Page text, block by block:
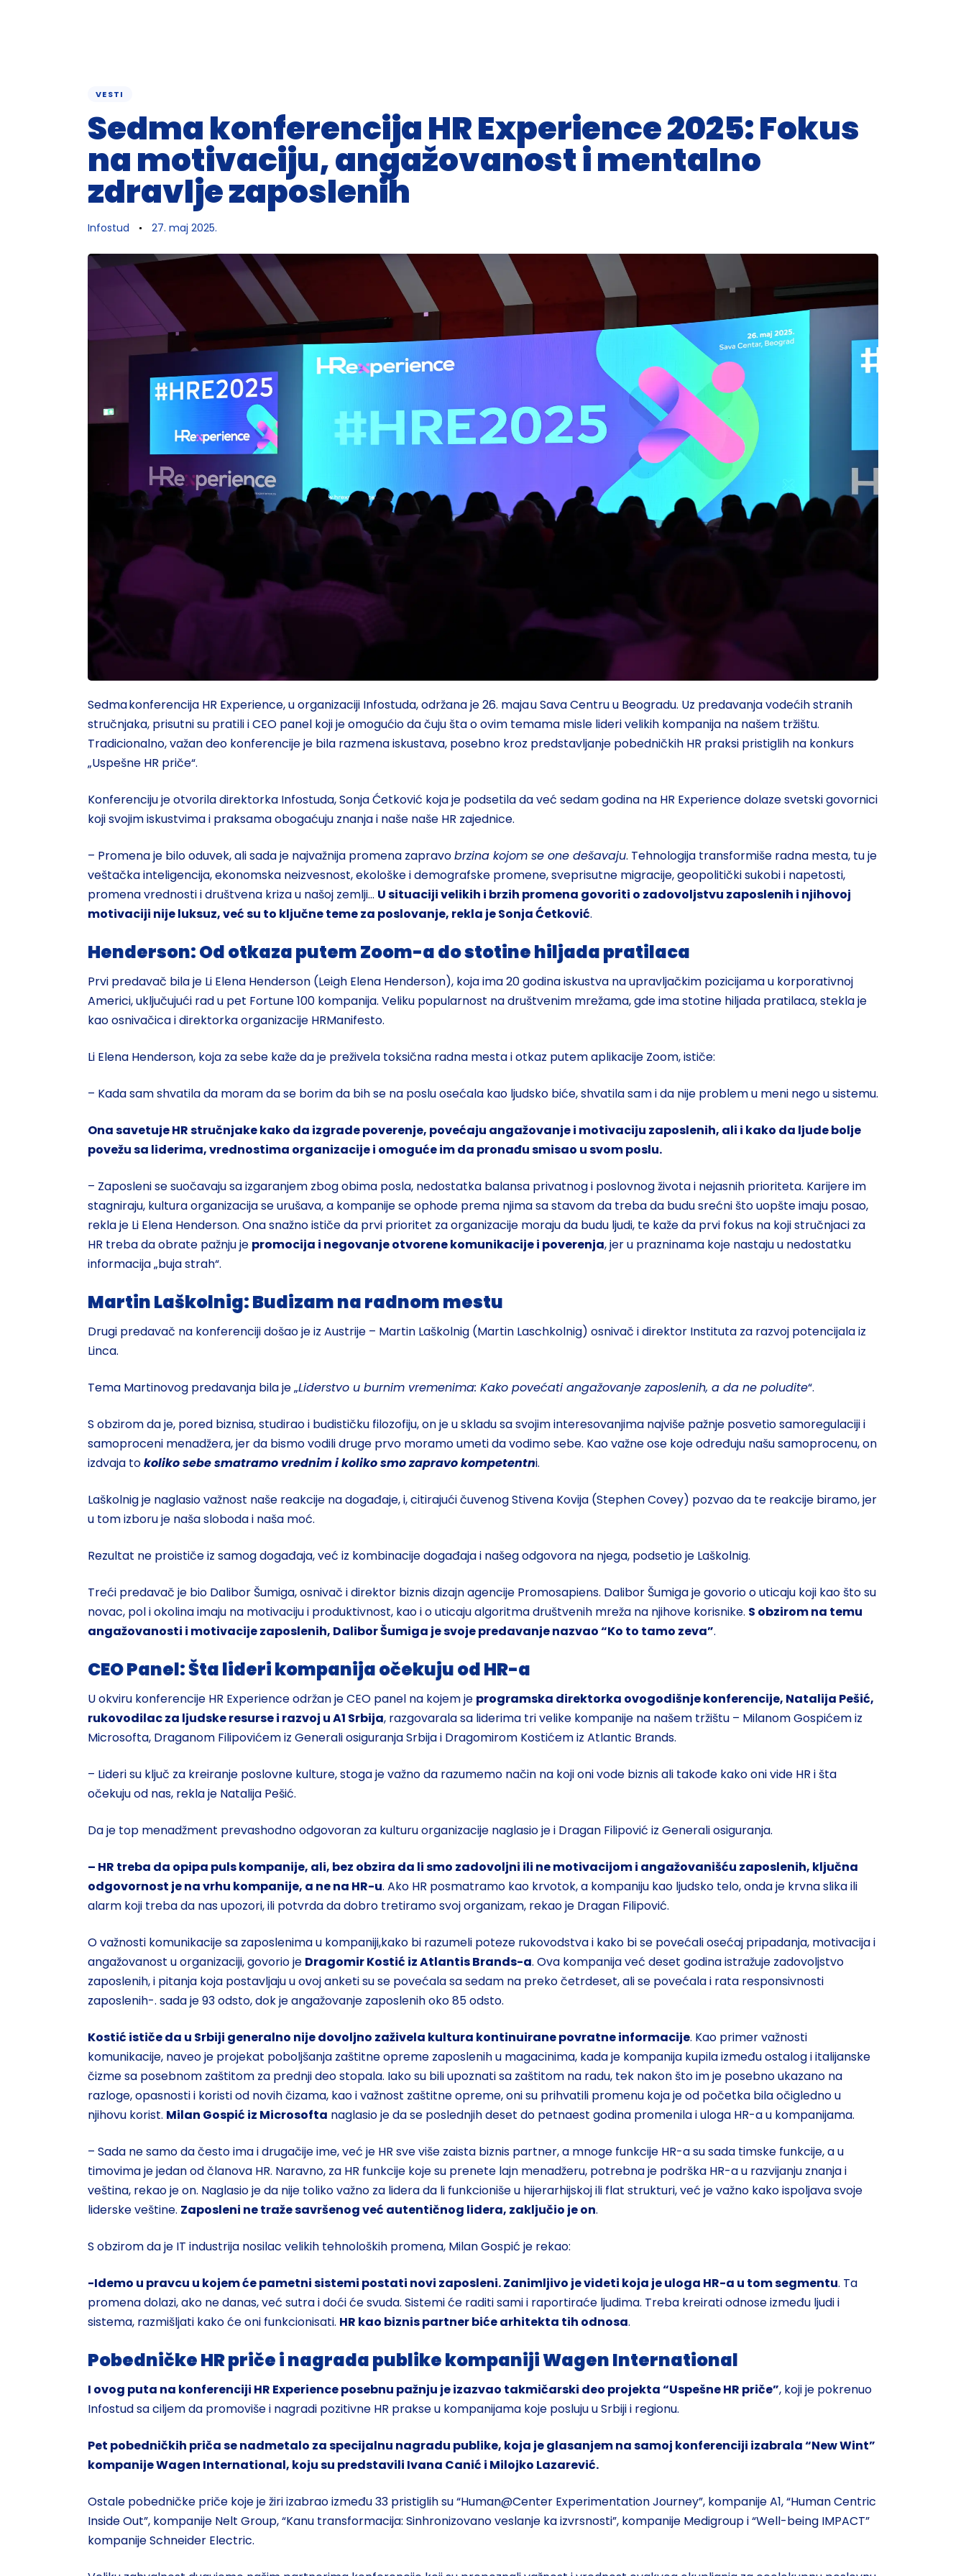
PUBLISHED
VESTI
Sedma konferencija HR Experience 2025: Fokus
na motivaciju, angažovanost i mentalno
zdravlje zaposlenih
Author
Infostud
Published
27. maj 2025.
Sedma konferencija HR Experience, u organizaciji Infostuda, održana je 26. maja u Sava Centru u Beogradu. Uz predavanja vodećih stranih
stručnjaka, prisutni su pratili i CEO panel koji je omogućio da čuju šta o ovim temama misle lideri velikih kompanija na našem tržištu.
Tradicionalno, važan deo konferencije je bila razmena iskustava, posebno kroz predstavljanje pobedničkih HR praksi pristiglih na konkurs
„Uspešne HR priče“.
Konferenciju je otvorila direktorka Infostuda, Sonja Ćetković koja je podsetila da već sedam godina na HR Experience dolaze svetski govornici
koji svojim iskustvima i praksama obogaćuju znanja i naše naše HR zajednice.
– Promena je bilo oduvek, ali sada je najvažnija promena zapravobrzina kojom se one dešavaju. Tehnologija transformiše radna mesta, tu je
veštačka inteligencija, ekonomska neizvesnost, ekološke i demografske promene, sveprisutne migracije, geopolitički sukobi i napetosti,
promena vrednosti i društvena kriza u našoj zemlji… U situaciji velikih i brzih promena govoriti o zadovoljstvu zaposlenih i njihovoj
motivaciji nije luksuz, već su to ključne teme za poslovanje, rekla je Sonja Ćetković.
Henderson: Od otkaza putem Zoom-a do stotine hiljada pratilaca
Prvi predavač bila je Li Elena Henderson (Leigh Elena Henderson), koja ima 20 godina iskustva na upravljačkim pozicijama u korporativnoj
Americi, uključujući rad u pet Fortune 100 kompanija. Veliku popularnost na društvenim mrežama, gde ima stotine hiljada pratilaca, stekla je
kao osnivačica i direktorka organizacije HRManifesto.
Li Elena Henderson, koja za sebe kaže da je preživela toksična radna mesta i otkaz putem aplikacije Zoom, ističe:
– Kada sam shvatila da moram da se borim da bih se na poslu osećala kao ljudsko biće, shvatila sam i da nije problem u meni nego u sistemu.
Ona savetuje HR stručnjake kako da izgrade poverenje, povećaju angažovanje i motivaciju zaposlenih, ali i kako da ljude bolje
povežu sa liderima, vrednostima organizacije i omoguće im da pronađu smisao u svom poslu.
– Zaposleni se suočavaju sa izgaranjem zbog obima posla, nedostatka balansa privatnog i poslovnog života i nejasnih prioriteta. Karijere im
stagniraju, kultura organizacija se urušava, a kompanije se ophode prema njima sa stavom da treba da budu srećni što uopšte imaju posao,
rekla je Li Elena Henderson. Ona snažno ističe da prvi prioritet za organizacije moraju da budu ljudi, te kaže da prvi fokus na koji stručnjaci za
HR treba da obrate pažnju je promocija i negovanje otvorene komunikacije i poverenja, jer u prazninama koje nastaju u nedostatku
informacija „buja strah“.
Martin Laškolnig: Budizam na radnom mestu
Drugi predavač na konferenciji došao je iz Austrije – Martin Laškolnig (Martin Laschkolnig) osnivač i direktor Instituta za razvoj potencijala iz
Linca.
Tema Martinovog predavanja bila je „Liderstvo u burnim vremenima: Kako povećati angažovanje zaposlenih, a da ne poludite“.
S obzirom da je, pored biznisa, studirao i budističku filozofiju, on je u skladu sa svojim interesovanjima najviše pažnje posvetio samoregulaciji i
samoproceni menadžera, jer da bismo vodili druge prvo moramo umeti da vodimo sebe. Kao važne ose koje određuju našu samoprocenu, on
izdvaja tokoliko sebe smatramo vrednim i koliko smo zapravo kompetentni.
Laškolnig je naglasio važnost naše reakcije na događaje, i, citirajući čuvenog Stivena Kovija (Stephen Covey) pozvao da te reakcije biramo, jer
u tom izboru je naša sloboda i naša moć.
Rezultat ne proističe iz samog događaja, već iz kombinacije događaja i našeg odgovora na njega, podsetio je Laškolnig.
Treći predavač je bio Dalibor Šumiga, osnivač i direktor biznis dizajn agencije Promosapiens. Dalibor Šumiga je govorio o uticaju koji kao što su
novac, pol i okolina imaju na motivaciju i produktivnost, kao i o uticaju algoritma društvenih mreža na njihove korisnike. S obzirom na temu
angažovanosti i motivacije zaposlenih, Dalibor Šumiga je svoje predavanje nazvao “Ko to tamo zeva”.
CEO Panel: Šta lideri kompanija očekuju od HR-a
U okviru konferencije HR Experience održan je CEO panel na kojem je programska direktorka ovogodišnje konferencije, Natalija Pešić,
rukovodilac za ljudske resurse i razvoj u A1 Srbija, razgovarala sa liderima tri velike kompanije na našem tržištu – Milanom Gospićem iz
Microsofta, Draganom Filipovićem iz Generali osiguranja Srbija i Dragomirom Kostićem iz Atlantic Brands.
– Lideri su ključ za kreiranje poslovne kulture, stoga je važno da razumemo način na koji oni vode biznis ali takođe kako oni vide HR i šta
očekuju od nas, rekla je Natalija Pešić.
Da je top menadžment prevashodno odgovoran za kulturu organizacije naglasio je i Dragan Filipović iz Generali osiguranja.
– HR treba da opipa puls kompanije, ali, bez obzira da li smo zadovoljni ili ne motivacijom i angažovanišću zaposlenih, ključna
odgovornost je na vrhu kompanije, a ne na HR-u. Ako HR posmatramo kao krvotok, a kompaniju kao ljudsko telo, onda je krvna slika ili
alarm koji treba da nas upozori, ili potvrda da dobro tretiramo svoj organizam, rekao je Dragan Filipović.
O važnosti komunikacije sa zaposlenima u kompaniji,kako bi razumeli poteze rukovodstva i kako bi se povećali osećaj pripadanja, motivacija i
angažovanost u organizaciji, govorio je Dragomir Kostić iz Atlantis Brands-a. Ova kompanija već deset godina istražuje zadovoljstvo
zaposlenih, i pitanja koja postavljaju u ovoj anketi su se povećala sa sedam na preko četrdeset, ali se povećala i rata responsivnosti
zaposlenih-. sada je 93 odsto, dok je angažovanje zaposlenih oko 85 odsto.
Kostić ističe da u Srbiji generalno nije dovoljno zaživela kultura kontinuirane povratne informacije. Kao primer važnosti
komunikacije, naveo je projekat poboljšanja zaštitne opreme zaposlenih u magacinima, kada je kompanija kupila između ostalog i italijanske
čizme sa posebnom zaštitom za prednji deo stopala. Iako su bili upoznati sa zaštitom na radu, tek nakon što im je posebno ukazano na
razloge, opasnosti i koristi od novih čizama, kao i važnost zaštitne opreme, oni su prihvatili promenu koja je od početka bila očigledno u
njihovu korist. Milan Gospić iz Microsofta naglasio je da se poslednjih deset do petnaest godina promenila i uloga HR-a u kompanijama.
– Sada ne samo da često ima i drugačije ime, već je HR sve više zaista biznis partner, a mnoge funkcije HR-a su sada timske funkcije, a u
timovima je jedan od članova HR. Naravno, za HR funkcije koje su prenete lajn menadžeru, potrebna je podrška HR-a u razvijanju znanja i
veština, rekao je on. Naglasio je da nije toliko važno za lidera da li funkcioniše u hijerarhijskoj ili flat strukturi, već je važno kako ispoljava svoje
liderske veštine. Zaposleni ne traže savršenog već autentičnog lidera, zaključio je on.
S obzirom da je IT industrija nosilac velikih tehnoloških promena, Milan Gospić je rekao:
-Idemo u pravcu u kojem će pametni sistemi postati novi zaposleni. Zanimljivo je videti koja je uloga HR-a u tom segmentu. Ta
promena dolazi, ako ne danas, već sutra i doći će svuda. Sistemi će raditi sami i raportiraće ljudima. Treba kreirati odnose između ljudi i
sistema, razmišljati kako će oni funkcionisati. HR kao biznis partner biće arhitekta tih odnosa.
Pobedničke HR priče i nagrada publike kompaniji Wagen International
I ovog puta na konferenciji HR Experience posebnu pažnju je izazvao takmičarski deo projekta “Uspešne HR priče”, koji je pokrenuo
Infostud sa ciljem da promoviše i nagradi pozitivne HR prakse u kompanijama koje posluju u Srbiji i regionu.
Pet pobedničkih priča se nadmetalo za specijalnu nagradu publike, koja je glasanjem na samoj konferenciji izabrala “New Wint”
kompanije Wagen International, koju su predstavili Ivana Canić i Milojko Lazarević.
Ostale pobedničke priče koje je žiri izabrao između 33 pristiglih su “Human@Center Experimentation Journey”, kompanije A1, “Human Centric
Inside Out”, kompanije Nelt Group, “Kanu transformacija: Sinhronizovano veslanje ka izvrsnosti”, kompanije Medigroup i “Well-being IMPACT”
kompanije Schneider Electric.